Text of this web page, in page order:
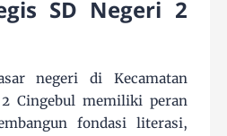
SD Negeri 2
negeri di Kecamatan
Cingebul memiliki peran
fondasi literasi,